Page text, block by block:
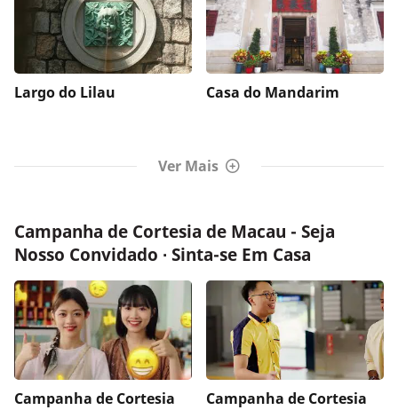
Largo do Lilau Casa do Mandarim
Ver Mais
Campanha de Cortesia de Macau - Seja
Nosso Convidado ∙ Sinta-se Em Casa
Campanha de Cortesia
Campanha de Cortesia